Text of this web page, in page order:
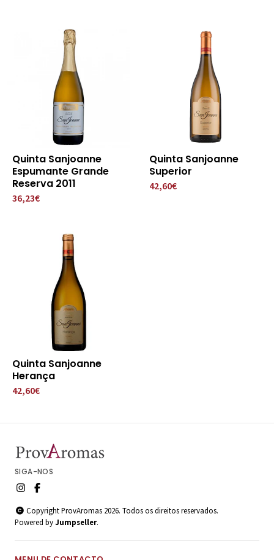
Quinta Sanjoanne
Espumante Grande
Reserva 2011
36,23€
Quinta Sanjoanne
Superior
42,60€
Quinta Sanjoanne
Herança
42,60€
SIGA-NOS
Copyright ProvAromas 2026. Todos os direitos reservados.
Powered byJumpseller.